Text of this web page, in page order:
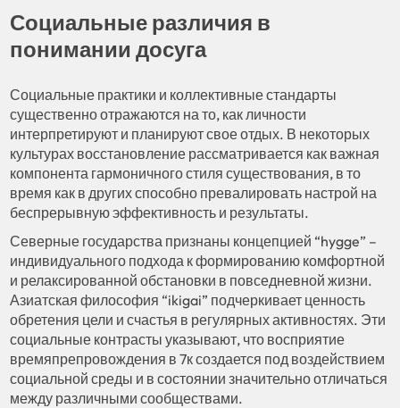
Социальные различия в
понимании досуга
Социальные практики и коллективные стандарты
существенно отражаются на то, как личности
интерпретируют и планируют свое отдых. В некоторых
культурах восстановление рассматривается как важная
компонента гармоничного стиля существования, в то
время как в других способно превалировать настрой на
беспрерывную эффективность и результаты.
Северные государства признаны концепцией “hygge” –
индивидуального подхода к формированию комфортной
и релаксированной обстановки в повседневной жизни.
Азиатская философия “ikigai” подчеркивает ценность
обретения цели и счастья в регулярных активностях. Эти
социальные контрасты указывают, что восприятие
времяпрепровождения в 7к создается под воздействием
социальной среды и в состоянии значительно отличаться
между различными сообществами.